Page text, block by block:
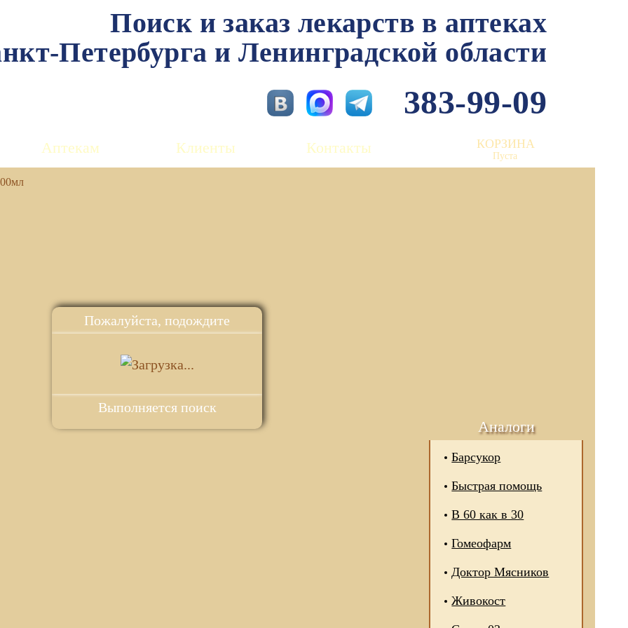
Пожалуйста, подождите
Выполняется поиск
Поиск и заказ лекарств в аптеках
Петербурга и Ленинградской области
383-99-09
Аптекам Клиенты Контакты КОРЗИНА
Пуста
Аналоги
Барсукор
Быстрая помощь
В 60 как в 30
Гомеофарм
Доктор Мясников
Живокост